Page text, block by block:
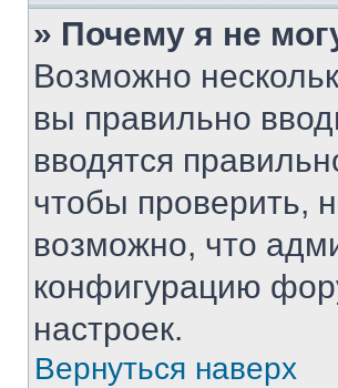
» Почему я не
Возможно
вы правильно
вводятся
чтобы проверить,
возможно, что
конфигурацию
настроек.
Вернуться наверх